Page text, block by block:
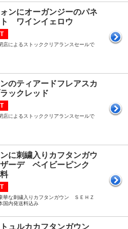
ンにオーガンジーのパネ
ト ワインイェロウ
店によるストッククリアランスセールで
のティアードフレアスカ
ックレッド
店によるストッククリアランスセールで
に刺繍入りカフタンガウ
ーデ ベイビーピンク
華な刺繍入りカフタンガウン ＳＥＨＺ
内発送料込み
ュルカカフタンガウン